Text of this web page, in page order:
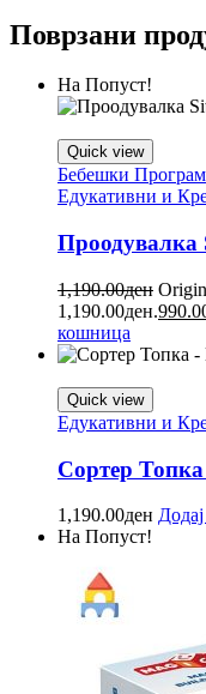
Поврзани
На Попуст!
Quick view
Бебешки Програм
Едукативни и
Проодувалка
1,190.00ден
1,190.00ден.
кошница
Quick view
Едукативни и
Сортер
1,190.00ден
На Попуст!